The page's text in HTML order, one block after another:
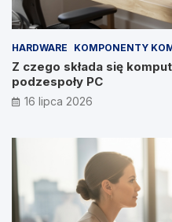
HARDWARE KOMPONENTY
Z czego składa się
podzespoły PC
16 lipca 2026